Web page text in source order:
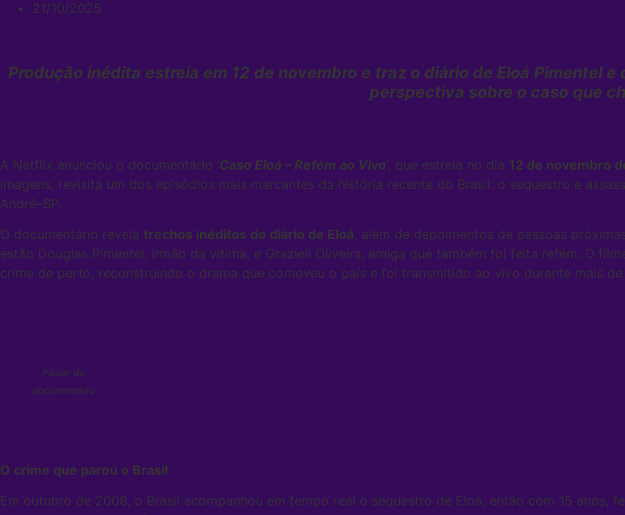
21/10/2025
Produção inédita estreia em 12 de novembro e traz o diário de Eloá Pimentel
perspectiva sobre o caso que
A Netflix anunciou o documentário ‘Caso Eloá – Refém ao Vivo‘, que estreia no dia 12 de novembro
imagens, revisita um dos episódios mais marcantes da história recente do Brasil: o sequestro e
André–SP.
O documentário revela trechos inéditos do diário de Eloá, além de depoimentos de pessoas
estão Douglas Pimentel, irmão da vítima, e Grazieli Oliveira, amiga que também foi feita refém. O
crime de perto, reconstruindo o drama que comoveu o país e foi transmitido ao vivo durante mais
Pôster do
documentário
O crime que parou o Brasil
Em outubro de 2008, o Brasil acompanhou em tempo real o sequestro de Eloá, então com 15 anos,